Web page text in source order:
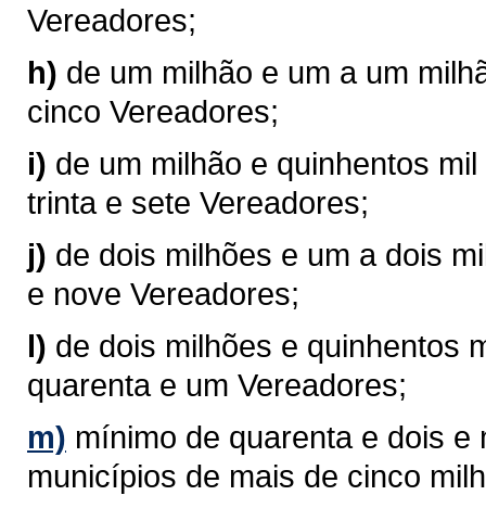
Vereadores;
h) de um milhão e um a um
cinco Vereadores;
i) de um milhão e quinhentos
trinta e sete Vereadores;
j) de dois milhões e um a dois
e nove Vereadores;
l) de dois milhões e quinhentos
quarenta e um Vereadores;
m) mínimo de quarenta e dois
municípios de mais de cinco